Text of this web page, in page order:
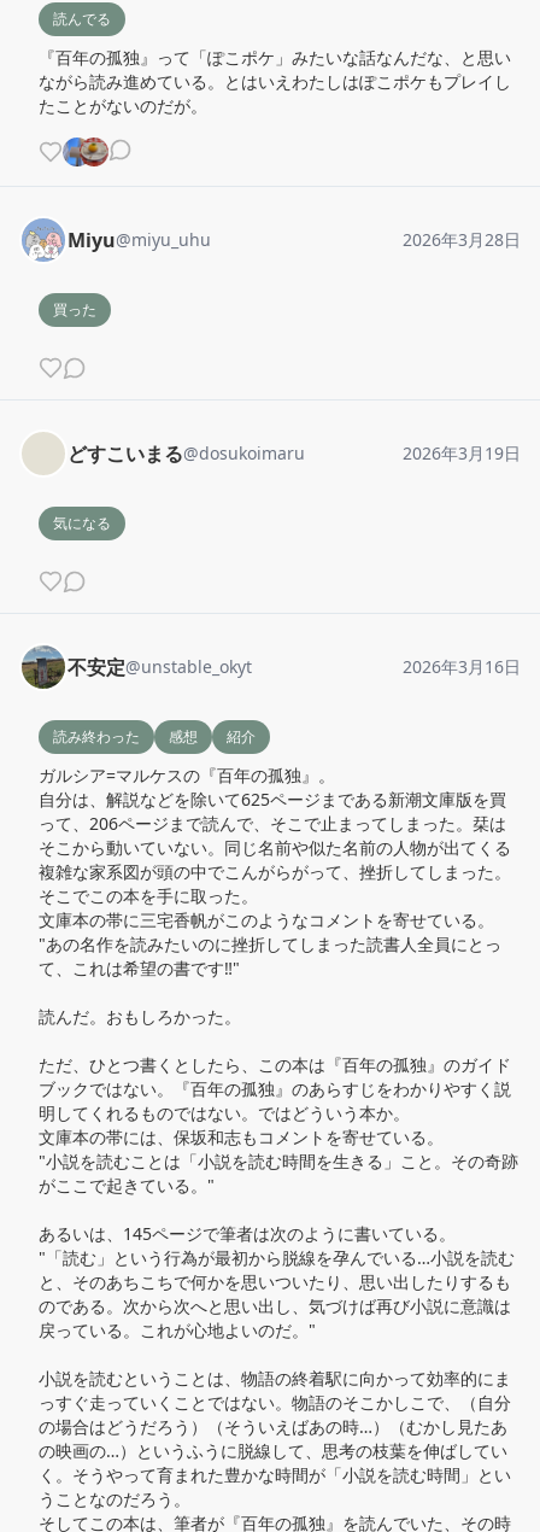
読んでる
『百年の孤独』って「ぽこポケ」みたいな話なんだな、と思い
ながら読み進めている。とはいえわたしはぽこポケもプレイし
たことがないのだが。
Miyu@miyu_uhu 2026年3月28日
買った
どすこいまる@dosukoimaru 2026年3月19日
気になる
不安定@unstable_okyt 2026年3月16日
読み終わった 感想 紹介
ガルシア=マルケスの『百年の孤独』。
自分は、解説などを除いて625ページまである新潮文庫版を買
って、206ページまで読んで、そこで止まってしまった。栞は
そこから動いていない。同じ名前や似た名前の人物が出てくる
複雑な家系図が頭の中でこんがらがって、挫折してしまった。
そこでこの本を手に取った。
文庫本の帯に三宅香帆がこのようなコメントを寄せている。
"あの名作を読みたいのに挫折してしまった読書人全員にとっ
て、これは希望の書です‼︎"
読んだ。おもしろかった。
ただ、ひとつ書くとしたら、この本は『百年の孤独』のガイド
ブックではない。『百年の孤独』のあらすじをわかりやすく説
明してくれるものではない。ではどういう本か。
文庫本の帯には、保坂和志もコメントを寄せている。
"小説を読むことは「小説を読む時間を生きる」こと。その奇跡
がここで起きている。"
あるいは、145ページで筆者は次のように書いている。
"「読む」という行為が最初から脱線を孕んでいる…小説を読む
と、そのあちこちで何かを思いついたり、思い出したりするも
のである。次から次へと思い出し、気づけば再び小説に意識は
戻っている。これが心地よいのだ。"
小説を読むということは、物語の終着駅に向かって効率的にま
っすぐ走っていくことではない。物語のそこかしこで、（自分
の場合はどうだろう）（そういえばあの時…）（むかし見たあ
の映画の…）というふうに脱線して、思考の枝葉を伸ばしてい
く。そうやって育まれた豊かな時間が「小説を読む時間」とい
うことなのだろう。
そしてこの本は、筆者が『百年の孤独』を読んでいた、その時